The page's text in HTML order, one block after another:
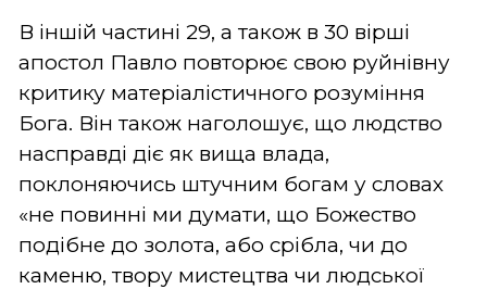
В іншій частині 29, а також в 30 вірші
апостол Павло повторює свою руйнівну
критику матеріалістичного розуміння
Бога. Він також наголошує, що людство
насправді діє як вища влада,
поклоняючись штучним богам у словах
«не повинні ми думати, що Божество
подібне до золота, або срібла, чи до
каменю, твору мистецтва чи людської